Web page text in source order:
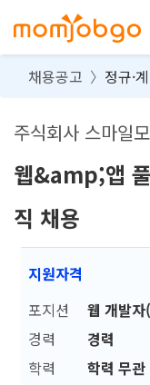
채용공고 정규·
주식회사 스마일
웹&amp;앱
직 채용
지원자격
포지션
웹 개발자
경력
경력
학력
학력 무관